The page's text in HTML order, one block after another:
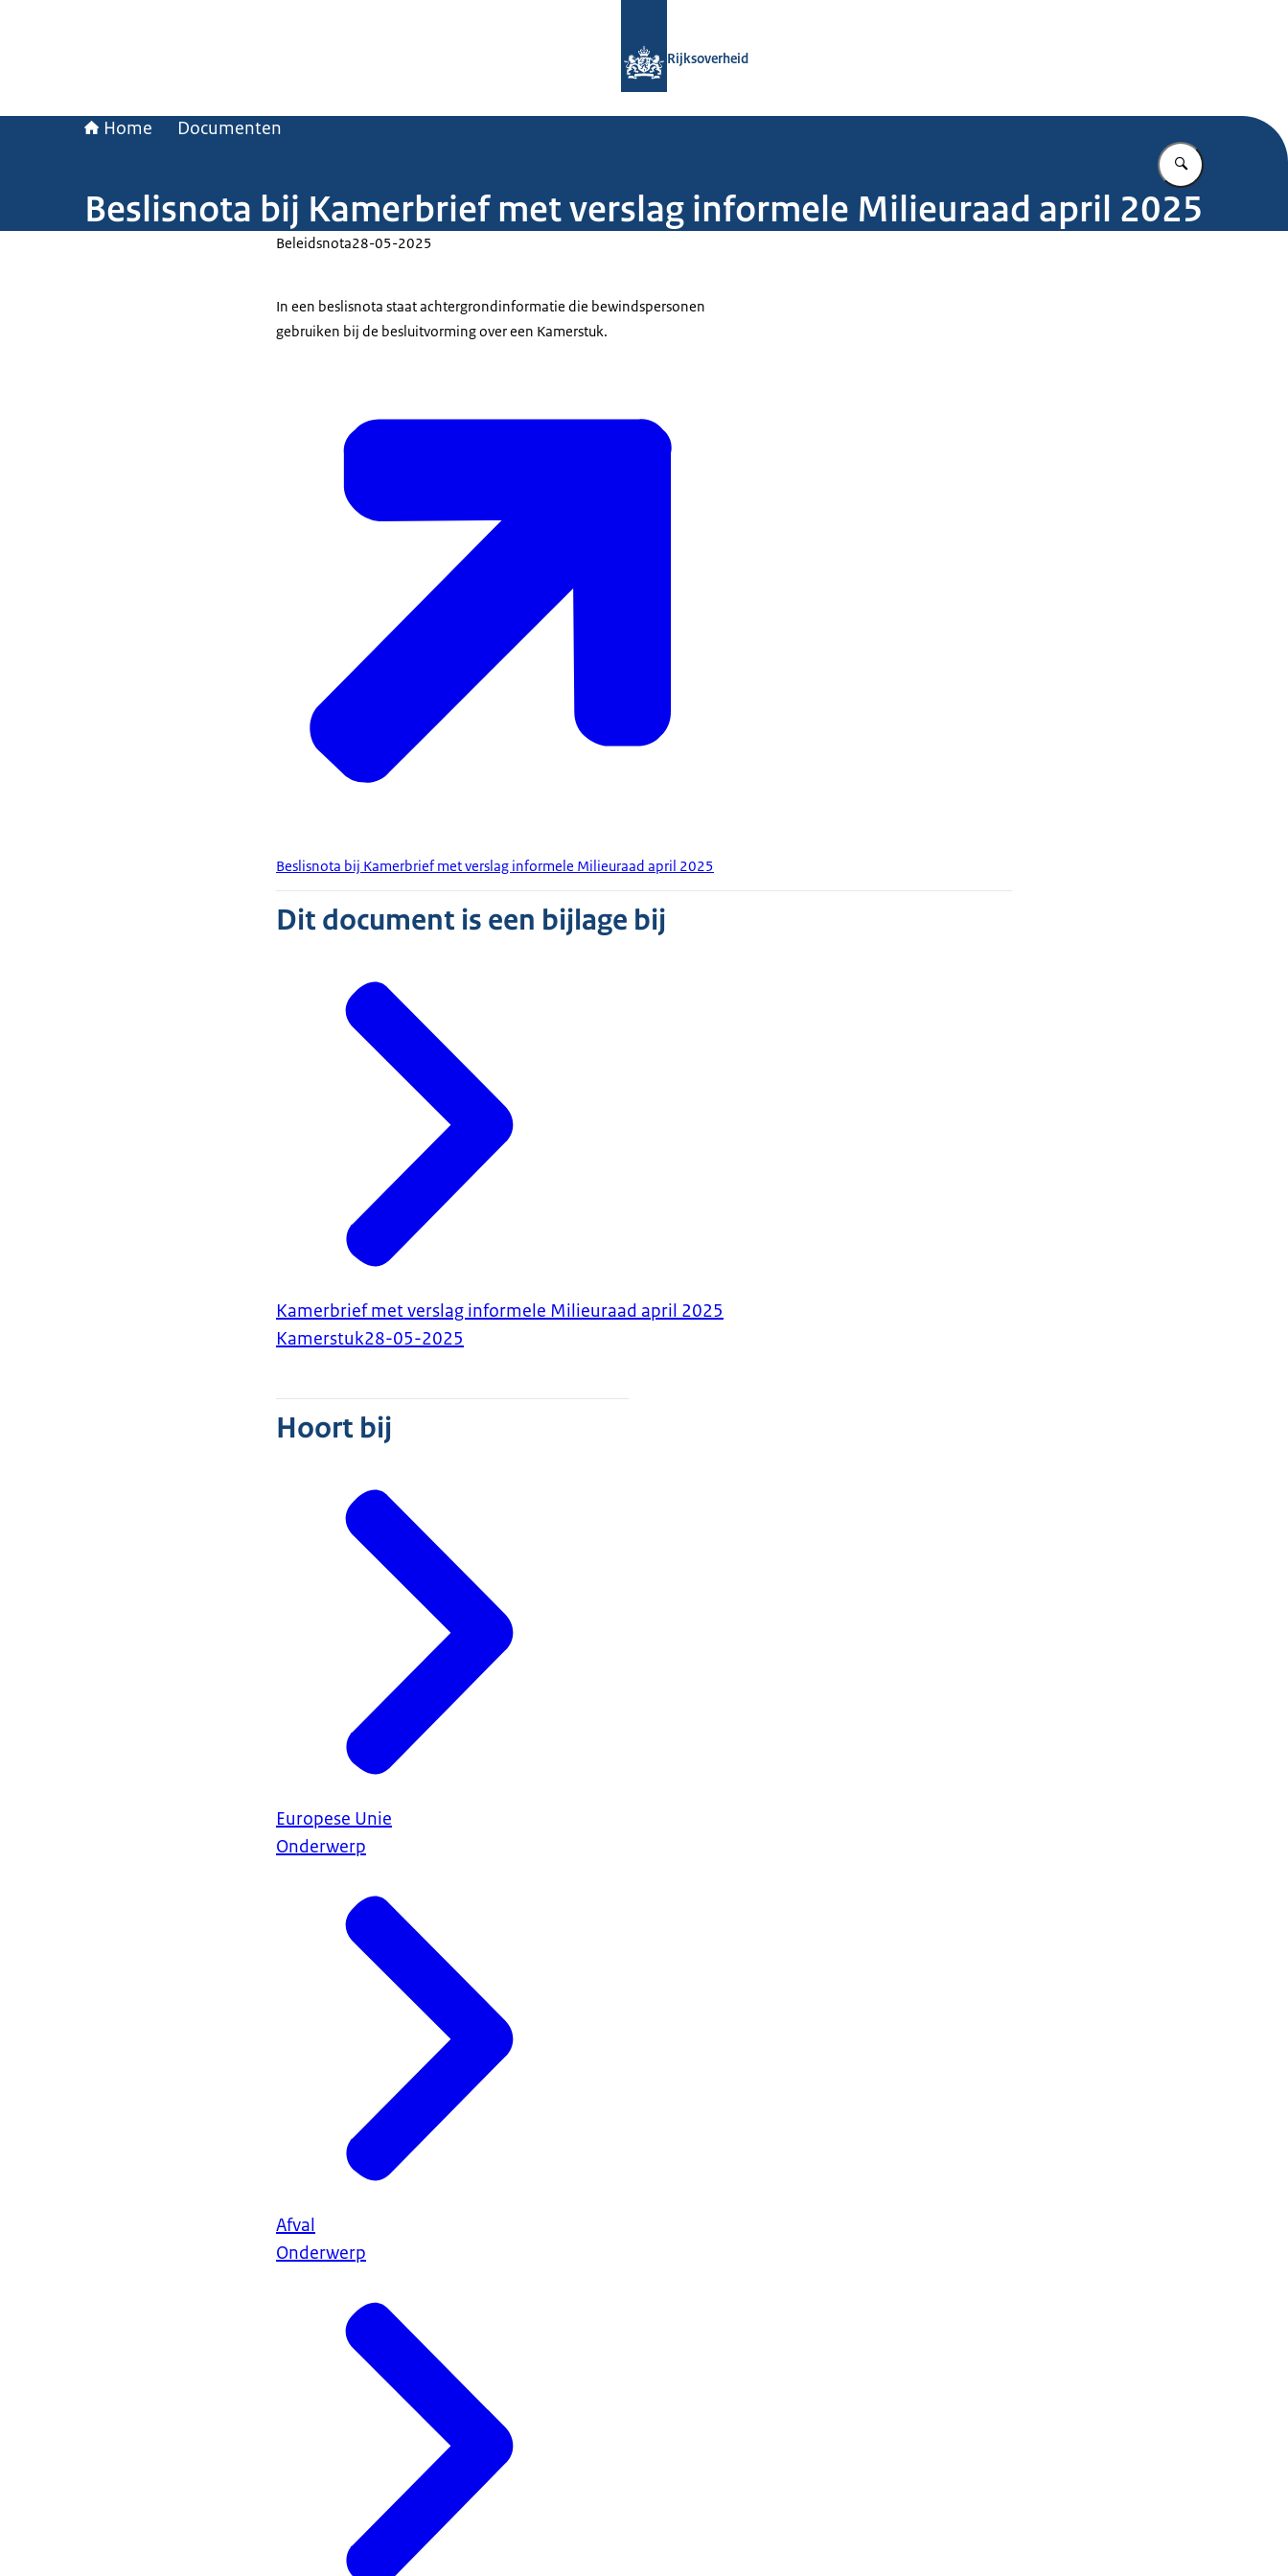
Rijksoverheid
Home Documenten
Vul in wat u
Beslisnota bij Kamerbrief met verslag informele Milieuraad april 2025
Beleidsnota28-05-2025
In een beslisnota staat achtergrondinformatie die bewindspersonen
gebruiken bij de besluitvorming over een Kamerstuk.
Beslisnota bij Kamerbrief met verslag informele Milieuraad april 2025
Dit document is een bijlage bij
Kamerbrief met verslag informele Milieuraad april 2025
Kamerstuk28-05-2025
Hoort bij
Europese Unie
Onderwerp
Afval
Onderwerp